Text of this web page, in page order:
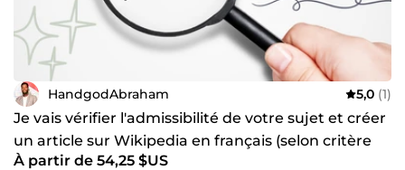
HandgodAbraham 5,0 (1)
Je vais vérifier l'admissibilité de votre sujet et créer
un article sur Wikipedia en français (selon critère
À partir de 54,25 $US